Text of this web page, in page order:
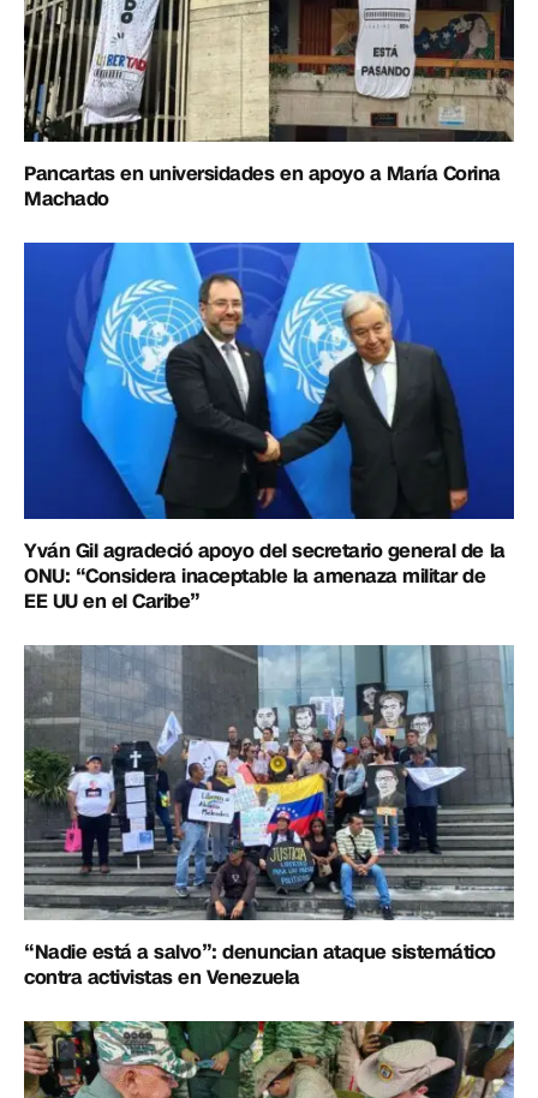
Pancartas en universidades en apoyo a María Corina
Machado
Yván Gil agradeció apoyo del secretario general de la
ONU: “Considera inaceptable la amenaza militar de
EE UU en el Caribe”
“Nadie está a salvo”: denuncian ataque sistemático
contra activistas en Venezuela